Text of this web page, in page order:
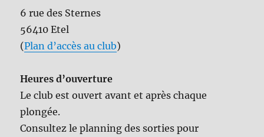
6 rue des Sternes
56410 Etel
(Plan d’accès au club)
Heures d’ouverture
Le club est ouvert avant et après chaque
plongée.
Consultez le planning des sorties pour